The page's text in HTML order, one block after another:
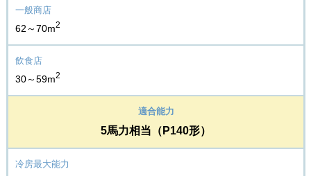
62～70m2
30～59m2
5馬力相当（P140形）